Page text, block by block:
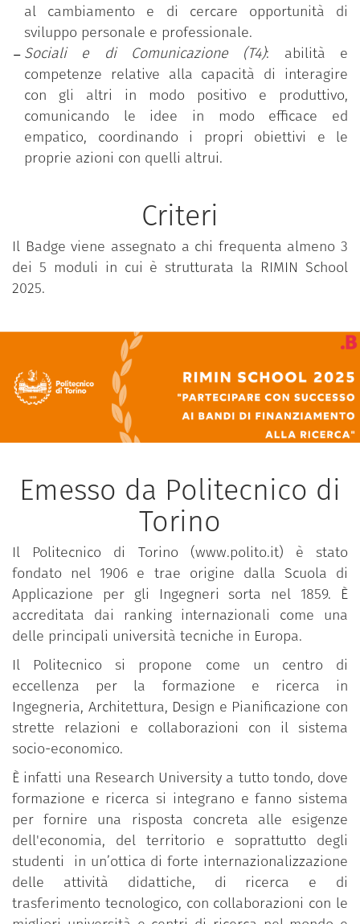
al cambiamento e di cercare opportunità di
sviluppo personale e professionale.
Sociali e di Comunicazione (T4): abilità e
competenze relative alla capacità di interagire
con gli altri in modo positivo e produttivo,
comunicando le idee in modo efficace ed
empatico, coordinando i propri obiettivi e le
proprie azioni con quelli altrui.
Criteri
Il Badge viene assegnato a chi frequenta almeno 3
dei 5 moduli in cui è strutturata la RIMIN School
2025.
Emesso da Politecnico di
Torino
Il Politecnico di Torino (www.polito.it) è stato
fondato nel 1906 e trae origine dalla Scuola di
Applicazione per gli Ingegneri sorta nel 1859. È
accreditata dai ranking internazionali come una
delle principali università tecniche in Europa.
Il Politecnico si propone come un centro di
eccellenza per la formazione e ricerca in
Ingegneria, Architettura, Design e Pianificazione con
strette relazioni e collaborazioni con il sistema
socio-economico.
È infatti una Research University a tutto tondo, dove
formazione e ricerca si integrano e fanno sistema
per fornire una risposta concreta alle esigenze
dell'economia, del territorio e soprattutto degli
studenti in un’ottica di forte internazionalizzazione
delle attività didattiche, di ricerca e di
trasferimento tecnologico, con collaborazioni con le